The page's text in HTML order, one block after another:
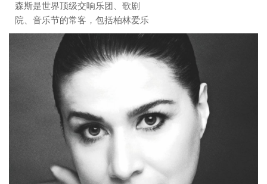
森斯是世界顶级交响乐团、歌剧
院、音乐节的常客，包括柏林爱乐
乐团、维也纳爱乐乐团、阿姆斯特
丹皇家音乐厅管弦乐团、巴伐利亚
广播交响乐团、纽约爱乐乐团、维
也纳国家歌剧院、纽约大都会歌剧
院、伦敦皇家歌剧院等等。2014
年，时年35岁的他曾接替已故指挥
大师阿巴多执导琉森音乐节管弦乐
团，同年，更接替詹姆斯•莱文，
成为波士顿交响乐团百余年历史上
最年轻的首席指挥，2015年该团打
破了五年合同的传统，与他签订了